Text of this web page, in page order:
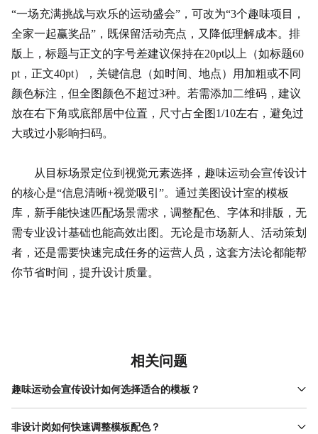
“一场充满挑战与欢乐的运动盛会”，可改为“3个趣味项目，
全家一起赢奖品”，既保留活动亮点，又降低理解成本。排
版上，标题与正文的字号差建议保持在20pt以上（如标题60
pt，正文40pt），关键信息（如时间、地点）用加粗或不同
颜色标注，但全图颜色不超过3种。若需添加二维码，建议
放在右下角或底部居中位置，尺寸占全图1/10左右，避免过
大或过小影响扫码。
从目标场景定位到视觉元素选择，趣味运动会宣传设计
的核心是“信息清晰+视觉吸引”。通过美图设计室的模板
库，新手能快速匹配场景需求，调整配色、字体和排版，无
需专业设计基础也能高效出图。无论是市场新人、活动策划
者，还是需要快速完成任务的运营人员，这套方法论都能帮
你节省时间，提升设计质量。
相关问题
趣味运动会宣传设计如何选择适合的模板？
选择模板需结合使用场景和活动主题。若为线上传播（如朋友圈海
报），优先选竖版模板，确保手机屏幕显示完整；若为线下张贴
非设计岗如何快速调整模板配色？